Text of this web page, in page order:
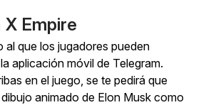
Empire
al que los jugadores pueden
aplicación móvil de Telegram.
en el juego, se te pedirá que
animado de Elon Musk como